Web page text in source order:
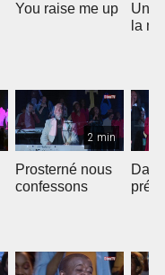
You raise me up
Une
la
2 min
Prosterné nous
confessons